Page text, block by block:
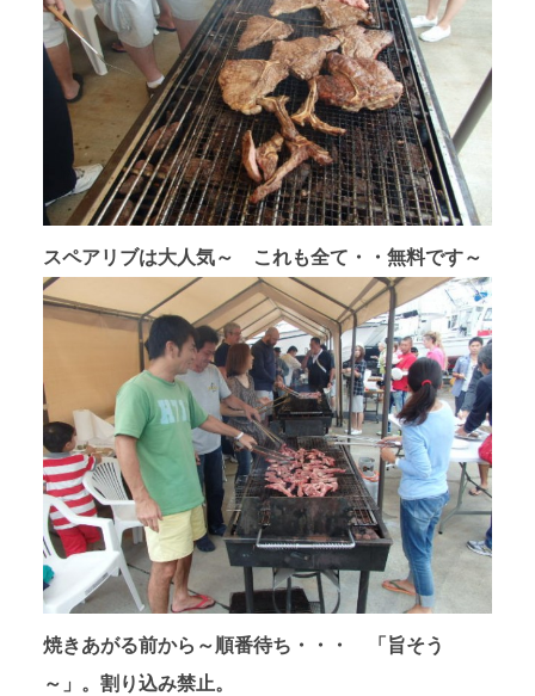
スペアリブは大人気～ これも全て・・無料です～
焼きあがる前から～順番待ち・・・ 「旨そう
～」。割り込み禁止。